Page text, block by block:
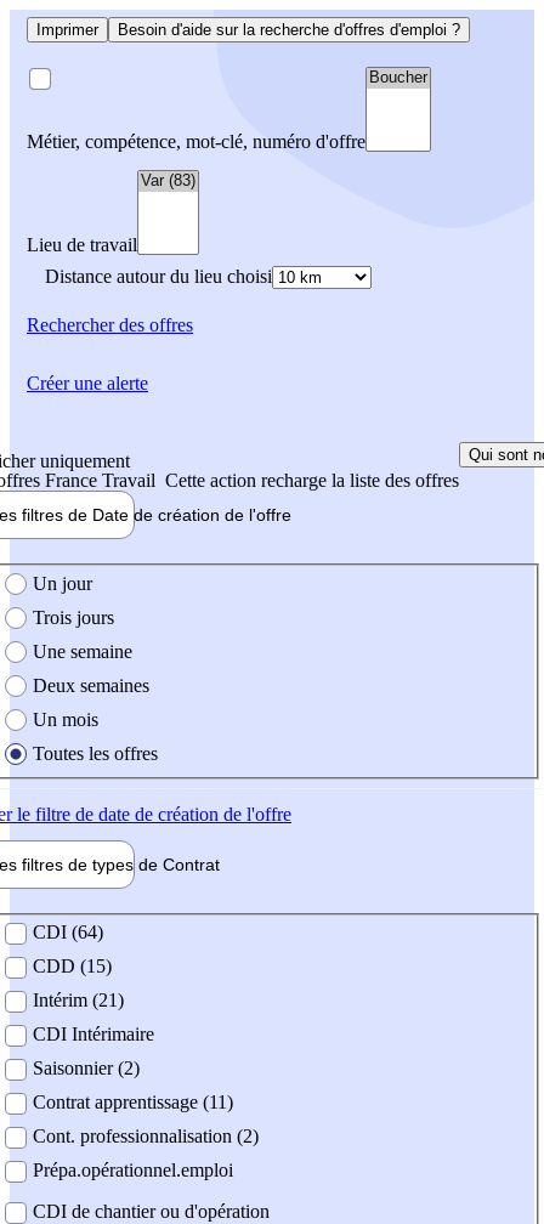
Imprimer Besoin d'aide sur la recherche d'offres d'emploi ?
Métier, compétence, mot-clé, numéro d'offre
Lieu de travail
Distance autour du lieu choisi
Rechercherdes offres
uniquement
France Travail Cette action recharge la liste des offres
Qui sont
filtres de Date de création de l'offre
création de l'offre
Un jour
Trois jours
Une semaine
Deux semaines
Un mois
Toutes les offres
le filtre de date de création de l'offre
filtres de types de Contrat
contrat
CDI (64)
CDD (15)
Intérim (21)
CDI Intérimaire
Saisonnier (2)
Contrat apprentissage (11)
Cont. professionnalisation (2)
Prépa.opérationnel.emploi
CDI de chantier ou d'opération
Créer une alerte